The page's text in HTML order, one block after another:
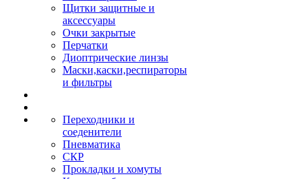
Щитки защитные и
аксессуары
Очки закрытые
Перчатки
Диоптрические линзы
Маски,каски,респираторы
и фильтры
Переходники и
соеденители
Пневматика
СКР
Прокладки и хомуты